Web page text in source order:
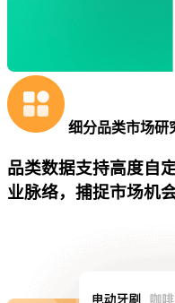
细分品类市场研
品类数据支持高度自
业脉络，捕捉市场机会